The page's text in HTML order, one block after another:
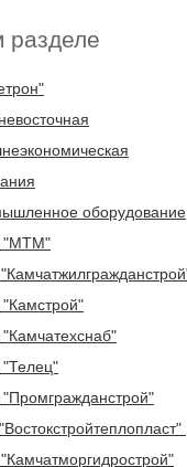
разделе
оборудование